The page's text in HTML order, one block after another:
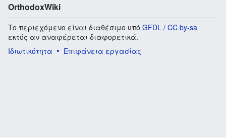
OrthodoxWiki
Το περιεχόμενο είναι διαθέσιμο υπό GFDL / CC by-sa
εκτός αν αναφέρεται διαφορετικά.
Ιδιωτικότητα
Επιφάνεια εργασίας